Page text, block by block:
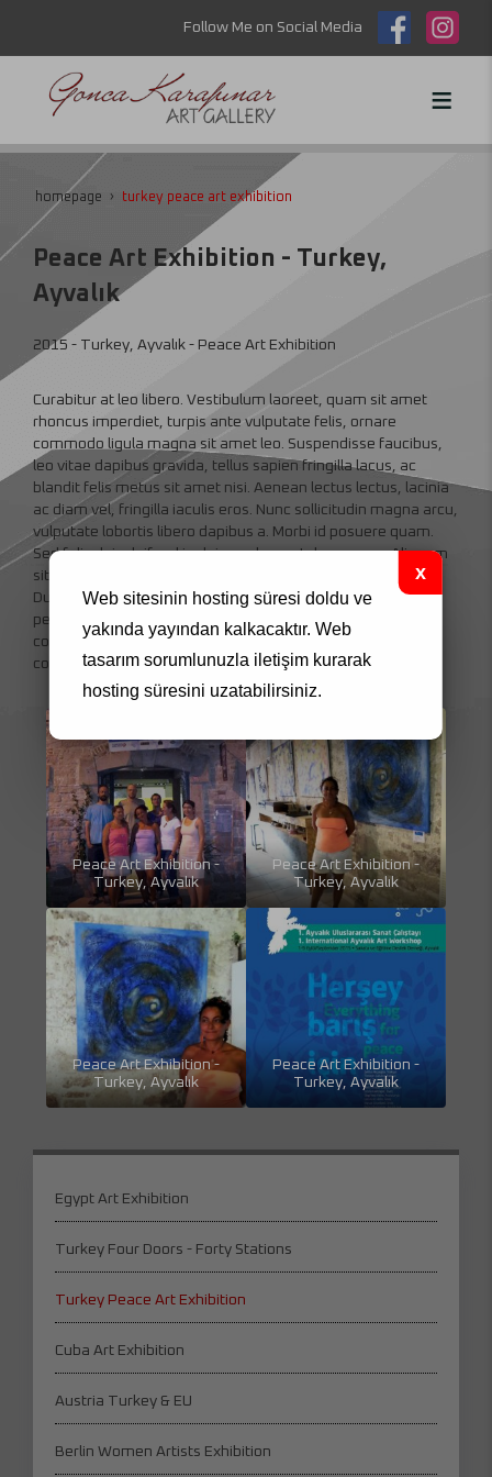
Follow Me on Social Media
homepage turkey peace art exhibition
Peace Art Exhibition - Turkey,
Ayvalık
2015 - Turkey, Ayvalık - Peace Art Exhibition
Curabitur at leo libero. Vestibulum laoreet, quam sit amet
rhoncus imperdiet, turpis ante vulputate felis, ornare
commodo ligula magna sit amet leo. Suspendisse faucibus,
leo vitae dapibus gravida, tellus sapien fringilla lacus, ac
blandit felis metus sit amet nisi. Aenean lectus lectus, lacinia
ac diam vel, fringilla iaculis eros. Nunc sollicitudin magna arcu,
vulputate lobortis libero dapibus a. Morbi id posuere quam.
Sed felis dui, eleifend in dui non, laoreet rhoncus ex. Aliquam
sit amet purus sed libero elementum varius quis vitae elit.
Duis eu varius ante. Nam elit justo, tempor et massa ut,
pellentesque volutpat elit. Fusce venenatis dui eget
condimentum commodo. Fusce porta tincidunt leo id
commodo.
Web sitesinin hosting süresi doldu ve
yakında yayından kalkacaktır. Web
tasarımsorumlunuzla iletişim kurarak
hosting süresini uzatabilirsiniz.
Peace Art Exhibition -
Turkey, Ayvalık
Peace Art Exhibition -
Turkey, Ayvalık
Peace Art Exhibition -
Turkey, Ayvalık
Peace Art Exhibition -
Turkey, Ayvalık
Egypt Art Exhibition
Turkey Four Doors - Forty Stations
Turkey Peace Art Exhibition
Cuba Art Exhibition
Austria Turkey & EU
Berlin Women Artists Exhibition